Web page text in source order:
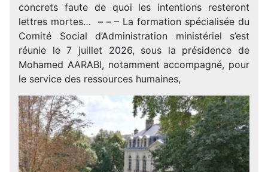
concrets faute de quoi les intentions resteront
lettres mortes… – – – La formation spécialisée du
Comité Social d’Administration ministériel s’est
réunie le 7 juillet 2026, sous la présidence de
Mohamed AARABI, notamment accompagné, pour
le service des ressources humaines,